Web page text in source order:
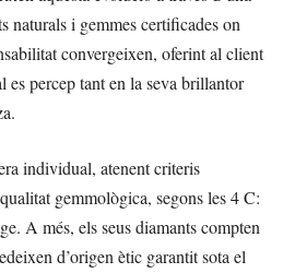
naturals i gemmes certificades on
convergeixen, oferint al client
es percep tant en la seva brillantor
individual, atenent criteris
gemmològica, segons les 4 C:
A més, els seus diamants compten
d’origen ètic garantit sota el